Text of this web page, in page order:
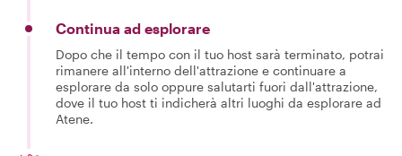
Continua ad esplorare
Dopo che il tempo con il tuo host sarà terminato, potrai
rimanere all'interno dell'attrazione e continuare a
esplorare da solo oppure salutarti fuori dall'attrazione,
dove il tuo host ti indicherà altri luoghi da esplorare ad
Atene.